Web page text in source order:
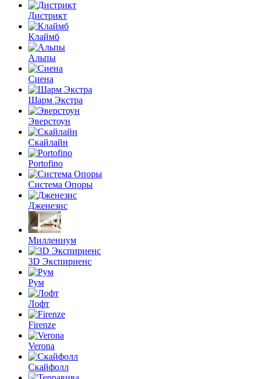
Дистрикт
Клаймб
Альпы
Сиена
Шарм Экстра
Эверстоун
Скайлайн
Portofino
Система Опоры
Дженезис
Миллениум
3D Экспириенс
Рум
Лофт
Firenze
Verona
Скайфолл